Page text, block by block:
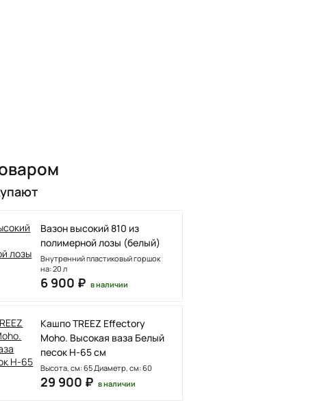
Вазон высокий 810 из
полимерной лозы (белый)
Внутренний пластиковый горшок
на: 20 л
6 900 ₽ в наличии
Кашпо TREEZ Effectory
Moho. Высокая ваза Белый
песок H-65 см
Высота, см: 65 Диаметр, см: 60
29 900 ₽ в наличии